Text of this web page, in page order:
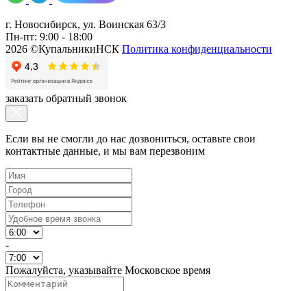
г. Новосибирск, ул. Воинская 63/3
Пн-пт: 9:00 - 18:00
2026 ©КупальникиНСК Политика конфиденциальности
заказать обратный звонок
Если вы не смогли до нас дозвониться, оставьте свои
контактные данные, и мы вам перезвоним
-
Пожалуйста, указывайте Московское время